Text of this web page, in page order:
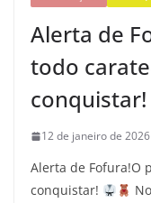
Alerta de
todo
conquistar!
12 de janeiro de 2026
Alerta de Fofura!O
conquistar!